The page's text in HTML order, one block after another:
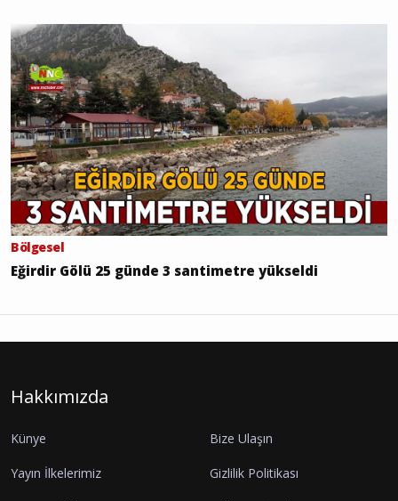
Bölgesel
Eğirdir Gölü 25 günde 3 santimetre yükseldi
Hakkımızda
Künye Bize Ulaşın
Yayın İlkelerimiz Gizlilik Politikası